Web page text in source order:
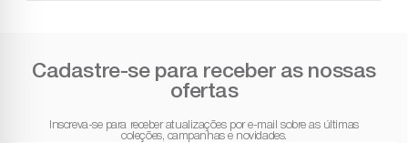
Cadastre-se para receber as nossas
ofertas
Inscreva-se para receber atualizações por e-mail sobre as últimas
coleções, campanhas e novidades.